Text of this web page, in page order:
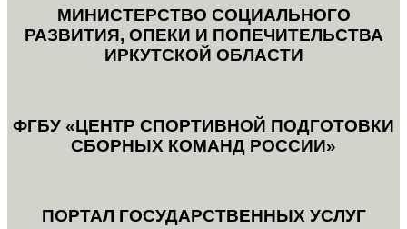
МИНИСТЕРСТВО СОЦИАЛЬНОГО
РАЗВИТИЯ, ОПЕКИ И ПОПЕЧИТЕЛЬСТВА
ИРКУТСКОЙ ОБЛАСТИ
ФГБУ «ЦЕНТР СПОРТИВНОЙ ПОДГОТОВКИ
СБОРНЫХ КОМАНД РОССИИ»
ПОРТАЛ ГОСУДАРСТВЕННЫХ УСЛУГ